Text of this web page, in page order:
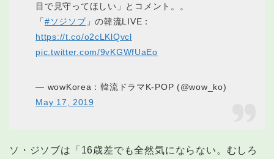
目で見守ってほしい」とコメント。。
「#ソジソブ 」の韓流LIVE：
https://t.co/o2cLKlQvcl
pic.twitter.com/9vKGWfUaEo
— wowKorea：韓流ドラマK-POP (@wow_ko)
May 17, 2019
ソ・ジソブは「16歳差でも全然気にならない。むしろ